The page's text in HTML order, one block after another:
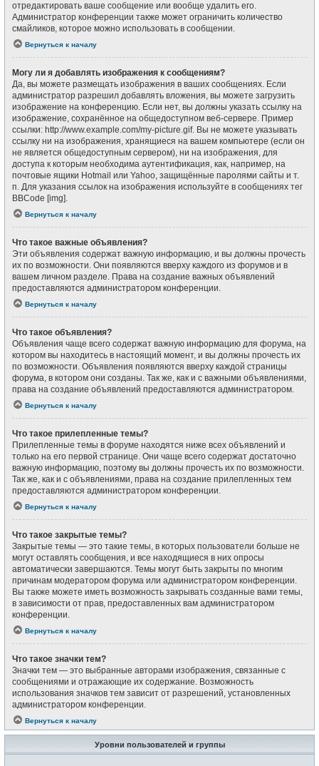
отредактировать ваше сообщение или вообще удалить его.
Администратор конференции также может ограничить количество
смайликов, которое можно использовать в сообщении.
Вернуться к началу
Могу ли я добавлять изображения к сообщениям?
Да, вы можете размещать изображения в ваших сообщениях. Если
администратор разрешил добавлять вложения, вы можете загрузить
изображение на конференцию. Если нет, вы должны указать ссылку на
изображение, сохранённое на общедоступном веб-сервере. Пример
ссылки: http://www.example.com/my-picture.gif. Вы не можете указывать
ссылку ни на изображения, хранящиеся на вашем компьютере (если он
не является общедоступным сервером), ни на изображения, для
доступа к которым необходима аутентификация, как, например, на
почтовые ящики Hotmail или Yahoo, защищённые паролями сайты и т.
п. Для указания ссылок на изображения используйте в сообщениях тег
BBCode [img].
Вернуться к началу
Что такое важные объявления?
Эти объявления содержат важную информацию, и вы должны прочесть
их по возможности. Они появляются вверху каждого из форумов и в
вашем личном разделе. Права на создание важных объявлений
предоставляются администратором конференции.
Вернуться к началу
Что такое объявления?
Объявления чаще всего содержат важную информацию для форума, на
котором вы находитесь в настоящий момент, и вы должны прочесть их
по возможности. Объявления появляются вверху каждой страницы
форума, в котором они созданы. Так же, как и с важными объявлениями,
права на создание объявлений предоставляются администратором.
Вернуться к началу
Что такое прилепленные темы?
Прилепленные темы в форуме находятся ниже всех объявлений и
только на его первой странице. Они чаще всего содержат достаточно
важную информацию, поэтому вы должны прочесть их по возможности.
Так же, как и с объявлениями, права на создание прилепленных тем
предоставляются администратором конференции.
Вернуться к началу
Что такое закрытые темы?
Закрытые темы — это такие темы, в которых пользователи больше не
могут оставлять сообщения, и все находящиеся в них опросы
автоматически завершаются. Темы могут быть закрыты по многим
причинам модератором форума или администратором конференции.
Вы также можете иметь возможность закрывать созданные вами темы,
в зависимости от прав, предоставленных вам администратором
конференции.
Вернуться к началу
Что такое значки тем?
Значки тем — это выбранные авторами изображения, связанные с
сообщениями и отражающие их содержание. Возможность
использования значков тем зависит от разрешений, установленных
администратором конференции.
Вернуться к началу
Уровни пользователей и группы